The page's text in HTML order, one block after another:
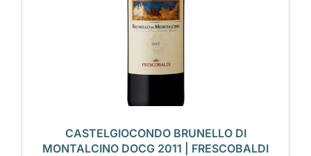
CASTELGIOCONDO BRUNELLO DI
MONTALCINO DOCG 2011 | FRESCOBALDI